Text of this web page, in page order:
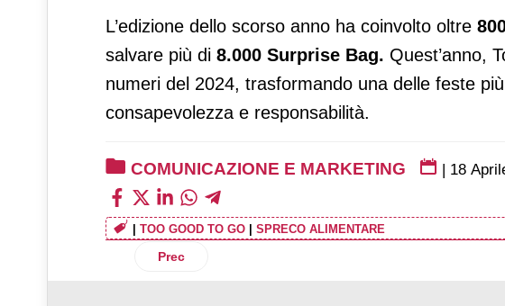
L’edizione dello scorso anno ha coinvolto oltre
salvare più di 8.000 Surprise Bag. Quest’anno,
numeri del 2024, trasformando una delle feste
consapevolezza e responsabilità.
COMUNICAZIONE E MARKETING | 18
TOO GOOD TO GO SPRECO ALIMENTARE
Articolo precedente: Peroni Gran Riserva on air con
Prec